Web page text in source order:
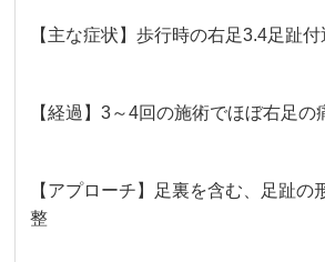
【主な症状】歩行時の右足3.4足趾
【経過】3～4回の施術でほぼ右足の
【アプローチ】足裏を含む、足趾の
整